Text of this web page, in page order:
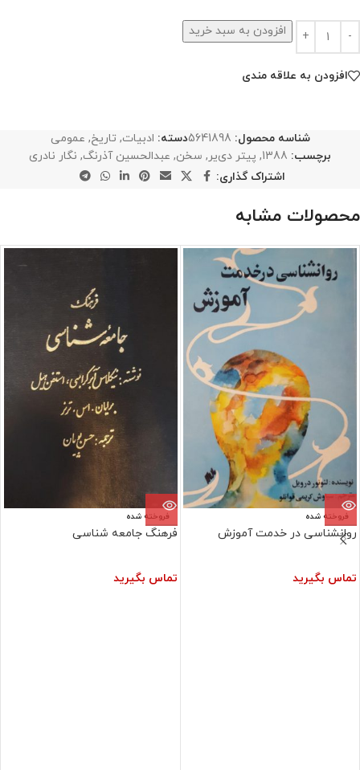
افزودن به سبد خرید
افزودن به علاقه مندی
شناسه محصول: 5641898دسته: ادبیات, تاریخ, عمومی
برچسب: 1388
, پیتر دی‌یر, سخن, عبدالحسین آذرنگ, نگار نادری
اشتراک گذاری:
محصولات مشابه
فروخته شده
روانشناسی در خدمت آموزش
تماس بگیرید
فروخته شده
فرهنگ جامعه شناسی
تماس بگیرید